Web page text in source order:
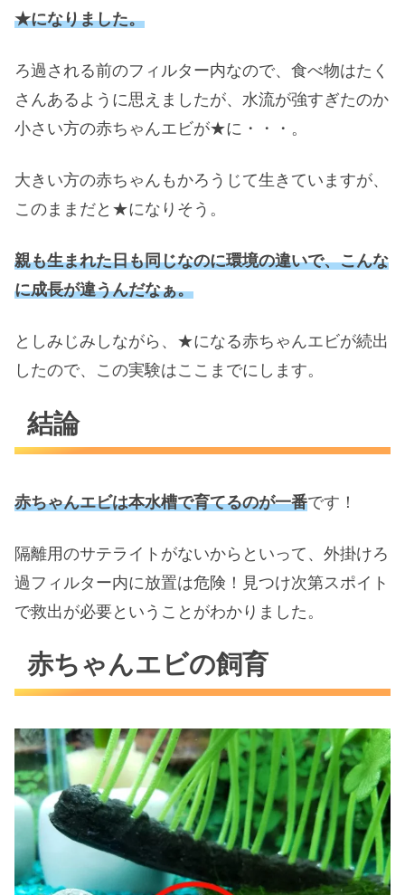
★になりました。
ろ過される前のフィルター内なので、食べ物はたく
さんあるように思えましたが、水流が強すぎたのか
小さい方の赤ちゃんエビが★に・・・。
大きい方の赤ちゃんもかろうじて生きていますが、
このままだと★になりそう。
親も生まれた日も同じなのに環境の違いで、こんな
に成長が違うんだなぁ。
としみじみしながら、★になる赤ちゃんエビが続出
したので、この実験はここまでにします。
結論
赤ちゃんエビは本水槽で育てるのが一番です！
隔離用のサテライトがないからといって、外掛けろ
過フィルター内に放置は危険！見つけ次第スポイト
で救出が必要ということがわかりました。
赤ちゃんエビの飼育